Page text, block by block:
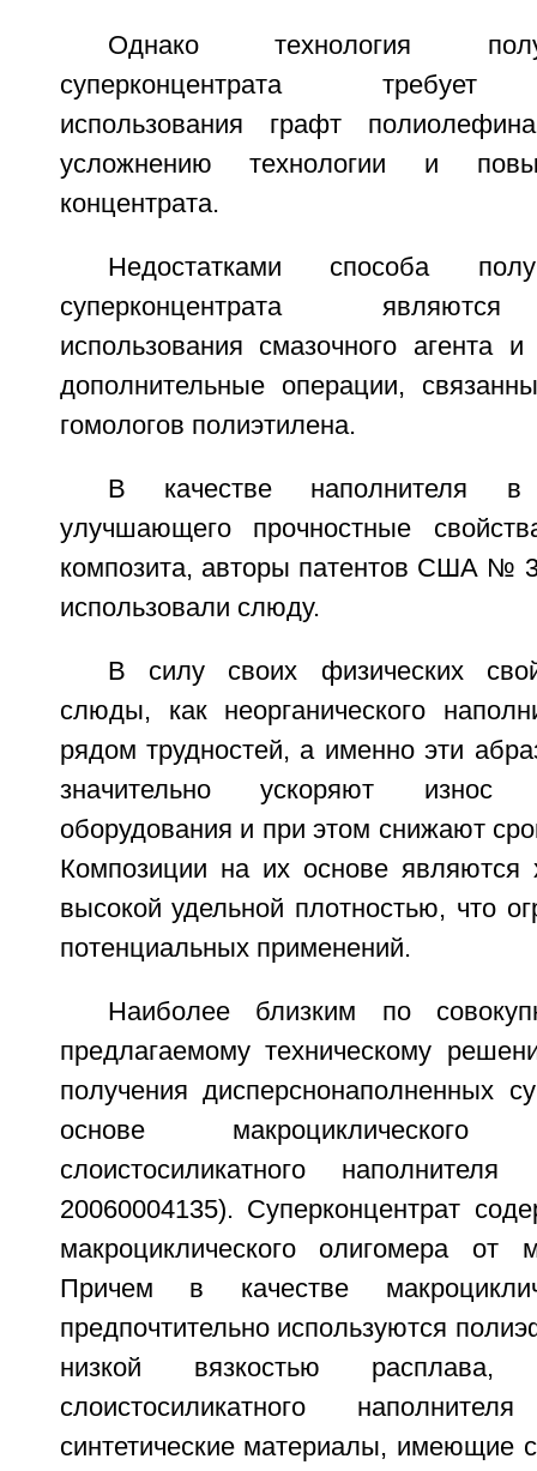
Однако технология
суперконцентрата требует
использования графт
усложнению технологии и
концентрата.
Недостатками способа
суперконцентрата
использования смазочного агента и
дополнительные операции,
гомологов полиэтилена.
В качестве наполнителя в
улучшающего прочностные
композита, авторы патентов США №
использовали слюду.
В силу своих физических
слюды, как неорганического
рядом трудностей, а именно эти
значительно ускоряют износ
оборудования и при этом снижают
Композиции на их основе являются
высокой удельной плотностью, что
потенциальных применений.
Наиболее близким по
предлагаемому техническому
получения дисперснонаполненных
основе
слоистосиликатного
20060004135). Суперконцентрат
макроциклического олигомера от
Причем в качестве
предпочтительно используются
низкой вязкостью
слоистосиликатного
синтетические материалы, имеющие